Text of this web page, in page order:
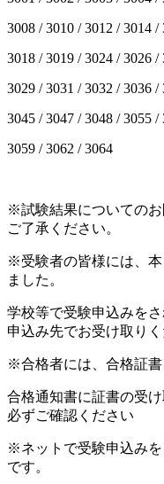
3008 / 3010 / 3012 / 3014 /
3018 / 3019 / 3024 / 3026 /
3029 / 3031 / 3032 / 3036 /
3045 / 3047 / 3048 / 3055 /
3059 / 3062 / 3064
※試験結果についての
ご了承ください。
※受験者の皆様には、
ました。
学校等で受験申込みを
申込み先でお受け取りく
※合格者には、合格証書
合格通知書に証書の受
必ずご確認ください
※ネットで受験申込み
です。